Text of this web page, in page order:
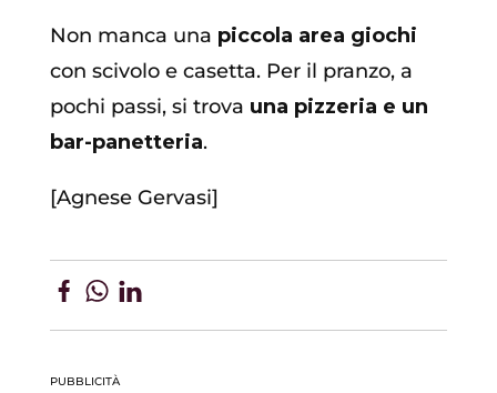
Non manca una piccola area giochi
con scivolo e casetta. Per il pranzo, a
pochi passi, si trova una pizzeria e un
bar-panetteria.
[Agnese Gervasi]
PUBBLICITÀ